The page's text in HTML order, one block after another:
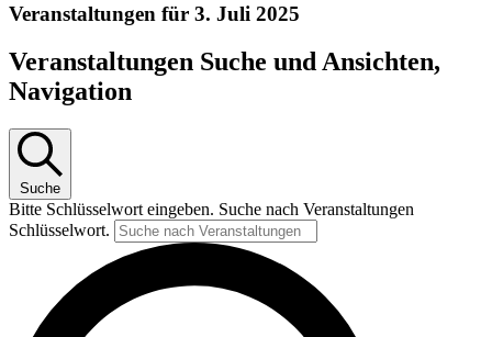
Veranstaltungen für 3. Juli 2025
Veranstaltungen Suche und Ansichten,
Navigation
Suche
Bitte Schlüsselwort eingeben. Suche nach Veranstaltungen
Schlüsselwort.